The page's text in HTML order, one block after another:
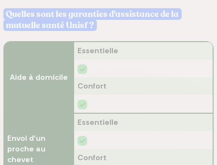
Quelles sont les garanties d'assistance de la
mutuelle santé Unisf ?
Aide à domicile
Essentielle
Confort
Envoi d'un
proche au
chevet
Essentielle
Confort